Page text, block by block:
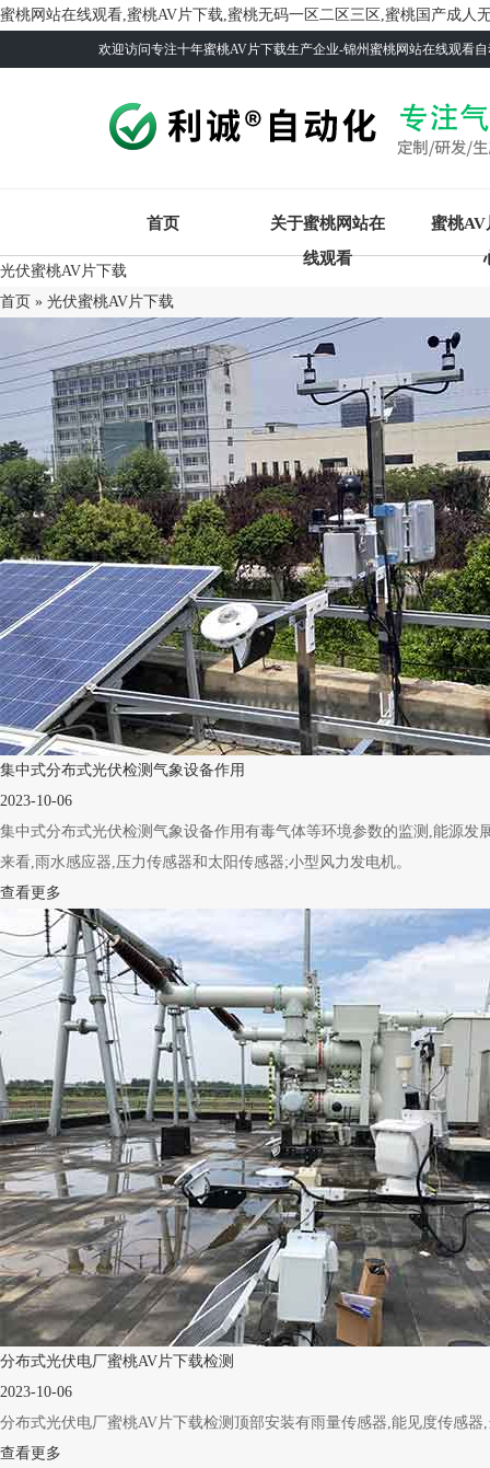
蜜桃网站在线观看,蜜桃AV片下载,蜜桃无码一区二区三区,蜜桃国产成人
欢迎访问专注十年蜜桃AV片下载生产企业-锦州蜜桃网站在线观看自
首页
关于蜜桃网站在
线观看
蜜桃AV
光伏蜜桃AV片下载
首页 » 光伏蜜桃AV片下载
集中式分布式光伏检测气象设备作用
2023-10-06
集中式分布式光伏检测气象设备作用有毒气体等环境参数的监测,能源发
来看,雨水感应器,压力传感器和太阳传感器;小型风力发电机。
查看更多
分布式光伏电厂蜜桃AV片下载检测
2023-10-06
分布式光伏电厂蜜桃AV片下载检测顶部安装有雨量传感器,能见度传感器,
查看更多